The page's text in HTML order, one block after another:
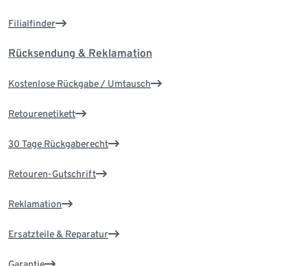
Filialfinder
Rücksendung & Reklamation
Kostenlose Rückgabe / Umtausch
Retourenetikett
30 Tage Rückgaberecht
Retouren-Gutschrift
Reklamation
Ersatzteile & Reparatur